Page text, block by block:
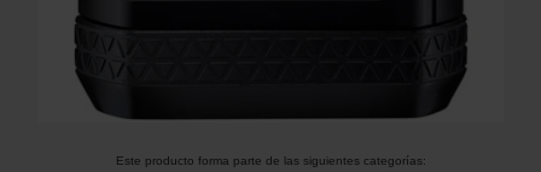
Este producto forma parte de las siguientes categorías: